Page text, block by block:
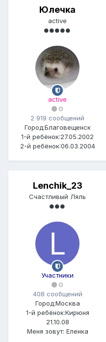
Юлечка
active
active
0
2 919 сообщений
Город:Благовещенск
1-й ребёнок:27.05.2002
2-й ребёнок:06.03.2004
Lenchik_23
Счастливый Ляль
Участники
0
408 сообщений
Город:Москва
1-й ребёнок:Кирюня
21.10.08
Меня зовут: Еленка